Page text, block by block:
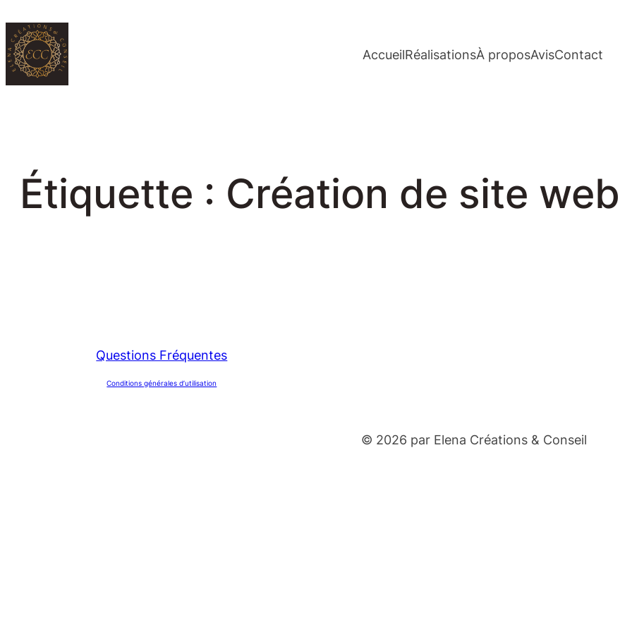
au
contenu
AccueilRéalisationsÀ proposAvisContact
Étiquette : Création de site web
Questions Fréquentes
Conditions générales d’utilisation
© 2026 par Elena Créations & Conseil